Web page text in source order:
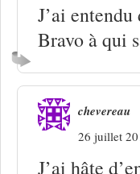
J’ai
Bravo à qui
chevereau
26 juillet
J’ai hâte